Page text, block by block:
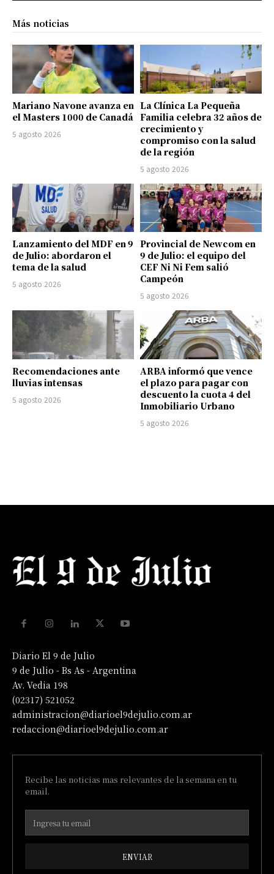
Más noticias
Mariano Navone avanza en
el Masters 1000 de Canadá
5 agosto 2026
La Clínica La Pequeña
Familia celebra 32 años de
crecimiento y
compromiso con la salud
de la región
5 agosto 2026
Lanzamiento del MDF en 9
de Julio: abordaron el
tema de la salud
5 agosto 2026
Provincial de Newcom en
9 de Julio: el equipo del
CEF Ni Ni Fem salió
Campeón
5 agosto 2026
Recomendaciones ante
lluvias intensas
5 agosto 2026
ARBA informó que vence
el plazo para pagar con
descuento la cuota 4 del
Inmobiliario Urbano
5 agosto 2026
Diario El 9 de Julio
9 de Julio - Bs As - Argentina
Av. Vedia 198
(02317) 521052
administracion@diarioel9dejulio.com.ar
redaccion@diarioel9dejulio.com.ar
Recibe las noticias mas relevantes de la semana en tu
email.
ENVIAR